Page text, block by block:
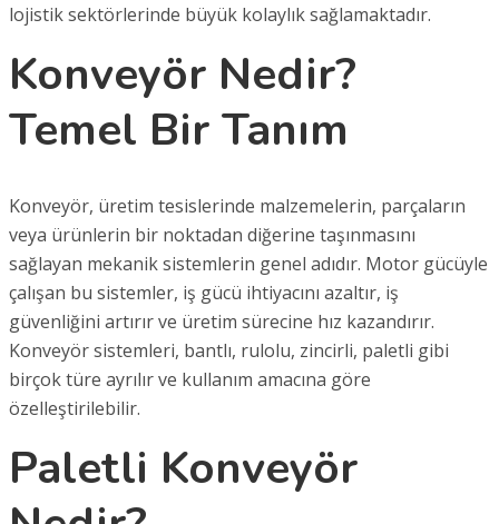
lojistik sektörlerinde büyük kolaylık sağlamaktadır.
Konveyör Nedir?
Temel Bir Tanım
Konveyör, üretim tesislerinde malzemelerin, parçaların
veya ürünlerin bir noktadan diğerine taşınmasını
sağlayan mekanik sistemlerin genel adıdır. Motor gücüyle
çalışan bu sistemler, iş gücü ihtiyacını azaltır, iş
güvenliğini artırır ve üretim sürecine hız kazandırır.
Konveyör sistemleri, bantlı, rulolu, zincirli, paletli gibi
birçok türe ayrılır ve kullanım amacına göre
özelleştirilebilir.
Paletli Konveyör